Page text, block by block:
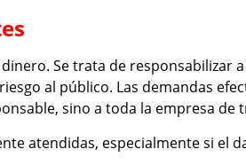
Se trata de responsabilizar
al público. Las demandas
sino a toda la empresa de
atendidas, especialmente si el